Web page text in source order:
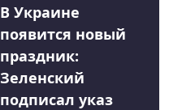
В Украине
появится новый
праздник:
Зеленский
подписал указ